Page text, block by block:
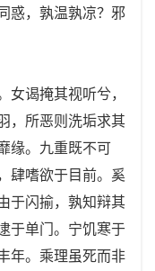
惑，孰温孰凉？邪
谒掩其视听兮，
，所恶则洗垢求其
缘。九重既不可
肆嗜欲于目前。奚
于闪揄，孰知辩其
于单门。宁饥寒于
年。乘理虽死而非